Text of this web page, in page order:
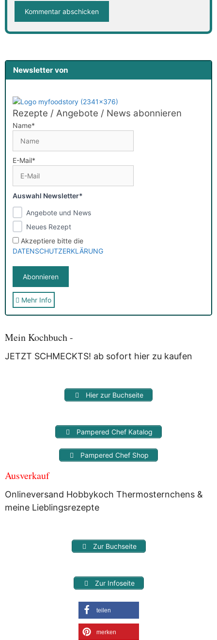
Newsletter von
Rezepte / Angebote / News abonnieren
Name*
E-Mail*
Auswahl Newsletter*
Angebote und News
Neues Rezept
Akzeptiere bitte die
DATENSCHUTZERKLÄRUNG
Sie erhalten nach der Anmeldung eine E-Mail, in der Sie um
Speicherung und Verarbeitung Deiner Daten durch
Myfoodstory einverstanden. Deine Daten werden
Dritte weitergegeben und dienen nur für diesen Service!
Mehr Info
Mein Kochbuch -
JETZT SCHMECKTS! ab sofort hier zu kaufen
Hier zur Buchseite
Pampered Chef Katalog
Pampered Chef Shop
Ausverkauf
Onlineversand Hobbykoch Thermosternchens &
meine Lieblingsrezepte
Zur Buchseite
Zur Infoseite
teilen
merken